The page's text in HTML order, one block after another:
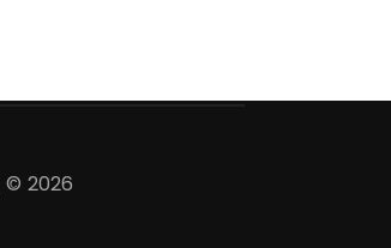
© 2026